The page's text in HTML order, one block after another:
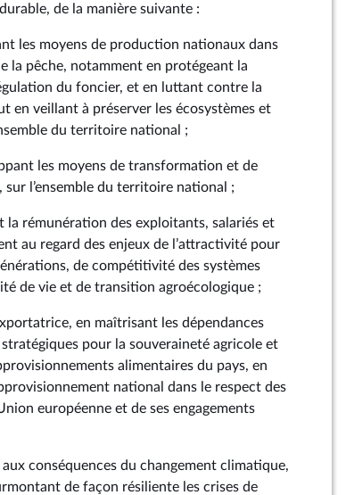
de la manière suivante :
les moyens de production nationaux dans
la pêche, notamment en protégeant la
du foncier, et en luttant contre la
en veillant à préserver les écosystèmes et
du territoire national ;
les moyens de transformation et de
l’ensemble du territoire national ;
la rémunération des exploitants, salariés et
au regard des enjeux de l’attractivité pour
de compétitivité des systèmes
de vie et de transition agroécologique ;
en maîtrisant les dépendances
pour la souveraineté agricole et
alimentaires du pays, en
national dans le respect des
européenne et de ses engagements
conséquences du changement climatique,
de façon résiliente les crises de